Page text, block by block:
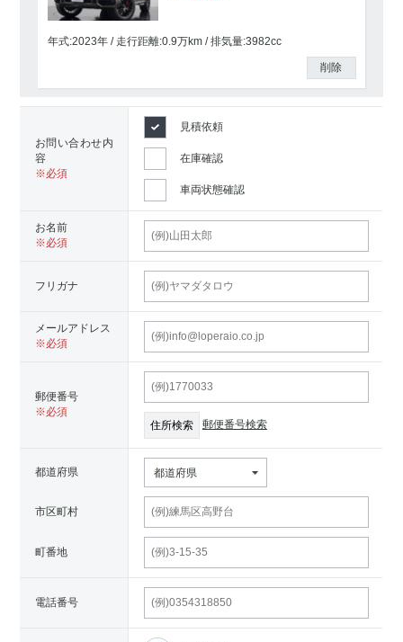
年式:2023年 走行距離:0.9万km 排気量:3982cc
削除
お問い合わせ内
容
見積依頼
在庫確認
車両状態確認
お名前
フリガナ
メールアドレス
郵便番号
郵便番号検索
都道府県 都道府県
市区町村
町番地
電話番号